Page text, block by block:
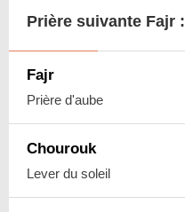
Prière suivante Fajr :
Fajr
Prière d'aube
Chourouk
Lever du soleil